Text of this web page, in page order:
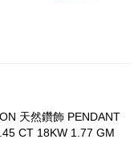
天然鑽飾 PENDANT
CT 18KW 1.77 GM